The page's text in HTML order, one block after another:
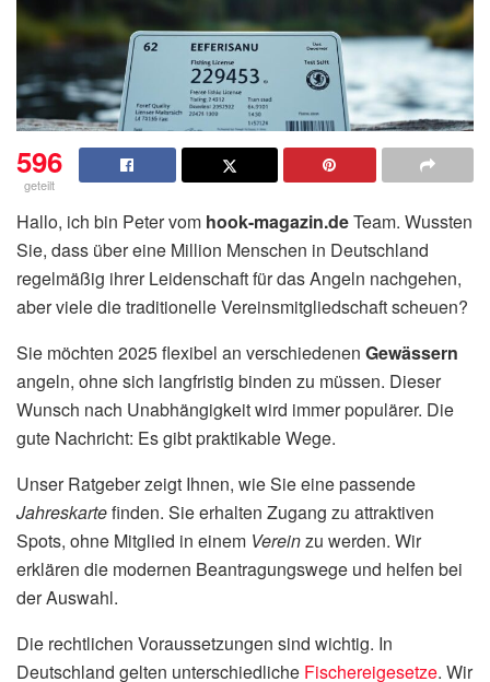
596
geteilt
Hallo, ich bin Peter vom hook-magazin.deTeam. Wussten
Sie, dass über eine Million Menschen in Deutschland
regelmäßig ihrer Leidenschaft für das Angeln nachgehen,
aber viele die traditionelle Vereinsmitgliedschaft scheuen?
Sie möchten 2025 flexibel an verschiedenen Gewässern
angeln, ohne sich langfristig binden zu müssen. Dieser
Wunsch nach Unabhängigkeit wird immer populärer. Die
gute Nachricht: Es gibt praktikable Wege.
Unser Ratgeber zeigt Ihnen, wie Sie eine passende
Jahreskartefinden. Sie erhalten Zugang zu attraktiven
Spots, ohne Mitglied in einem Vereinzu werden. Wir
erklären die modernen Beantragungswege und helfen bei
der Auswahl.
Die rechtlichen Voraussetzungen sind wichtig. In
Deutschland gelten unterschiedliche Fischereigesetze. Wir